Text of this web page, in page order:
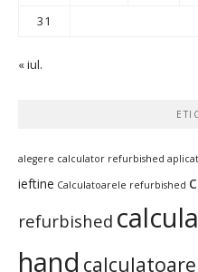
31
« iul.
alegere calculator refurbished
ieftine Calculatoarele refurbished
refurbished
hand